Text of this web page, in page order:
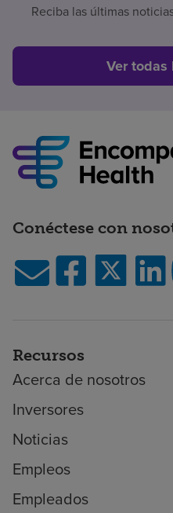
Reciba las últimas
Ver todas
Conéctese con
Recursos
Acerca de nosotros
Inversores
Noticias
Empleos
Empleados